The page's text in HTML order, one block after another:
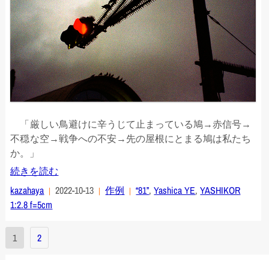
「厳しい鳥避けに辛うじて止まっている鳩→赤信号→
不穏な空→戦争への不安→先の屋根にとまる鳩は私たち
か。」
続きを読む
kazahaya
2022-10-13 作例 “81”,Yashica YE,YASHIKOR
1:2.8 f=5cm
投
稿
1 2